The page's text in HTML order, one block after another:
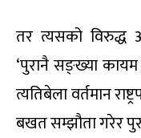
तर त्यसको विरुद्ध
‘पुरानै सङ्ख्या कायम
त्यतिबेला वर्तमान
बखत सम्झौता गरेर